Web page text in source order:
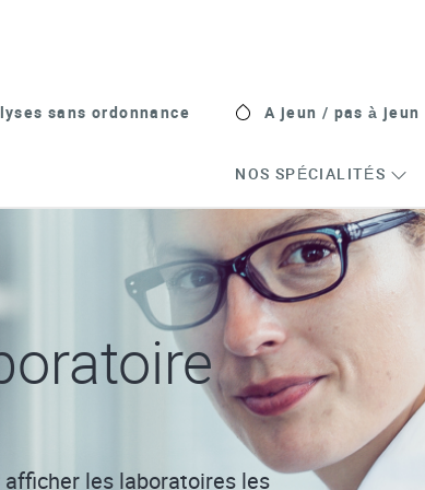
sans ordonnance A jeun / pas à jeun
NOS SPÉCIALITÉS
les laboratoires les